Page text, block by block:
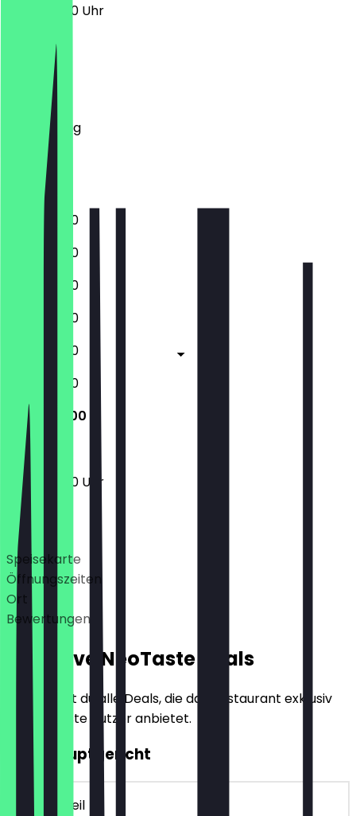
11:00 - 23:00 Uhr
Montag
Dienstag
Mittwoch
Donnerstag
Freitag
Samstag
Sonntag
11:00 - 23:00
11:00 - 23:00
11:00 - 23:00
11:00 - 23:00
11:00 - 23:00
11:00 - 23:00
11:00 - 23:00
11:00 - 23:00 Uhr
Deals
Speisekarte
Öffnungszeiten
Ort
Bewertungen
Exklusive NeoTaste Deals
Hier findest du alle Deals, die das Restaurant exklusiv
für NeoTaste Nutzer anbietet.
2für1 Hauptgericht
~18 € Vorteil